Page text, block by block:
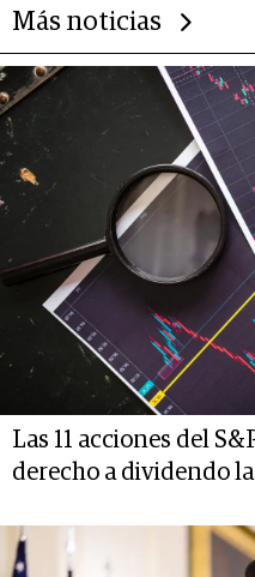
Más noticias
Las 11 acciones del
derecho a dividendo